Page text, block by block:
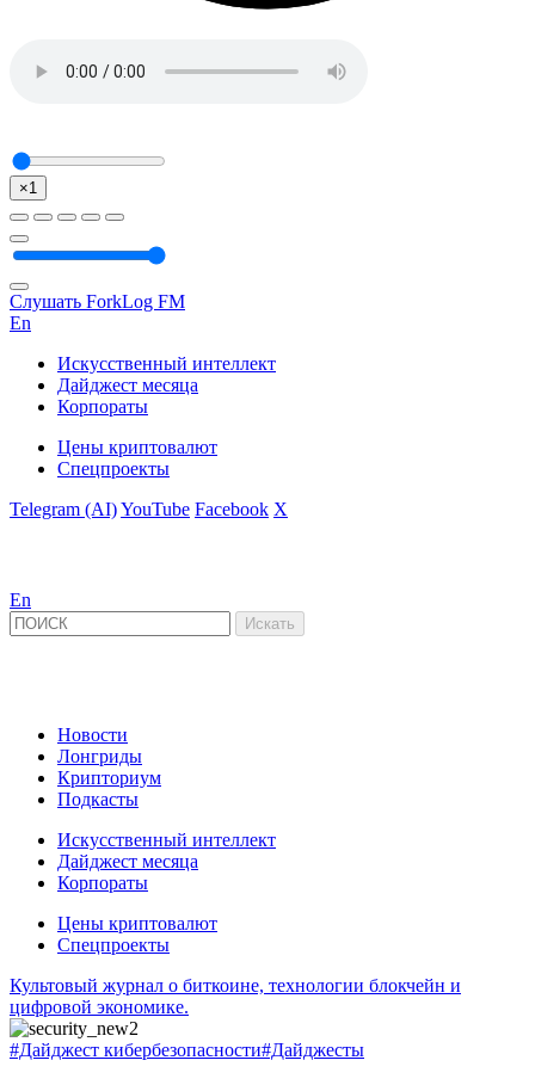
×1
Слушать ForkLog FM
En
Искусственный интеллект
Дайджест месяца
Корпораты
Цены криптовалют
Спецпроекты
Telegram (AI)YouTube Facebook X
En
Новости
Лонгриды
Крипториум
Подкасты
Искусственный интеллект
Дайджест месяца
Корпораты
Цены криптовалют
Спецпроекты
Культовый журнал о биткоине, технологии блокчейн и
цифровой экономике.
#Дайджест кибербезопасности#Дайджесты